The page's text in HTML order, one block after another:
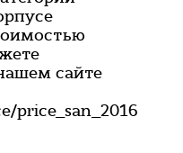
сайте
price_san_2016